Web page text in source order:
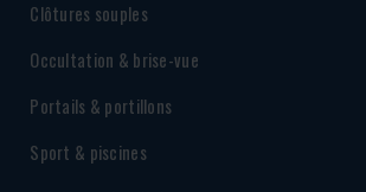
Clôtures souples
Occultation & brise-vue
Portails & portillons
Sport & piscines